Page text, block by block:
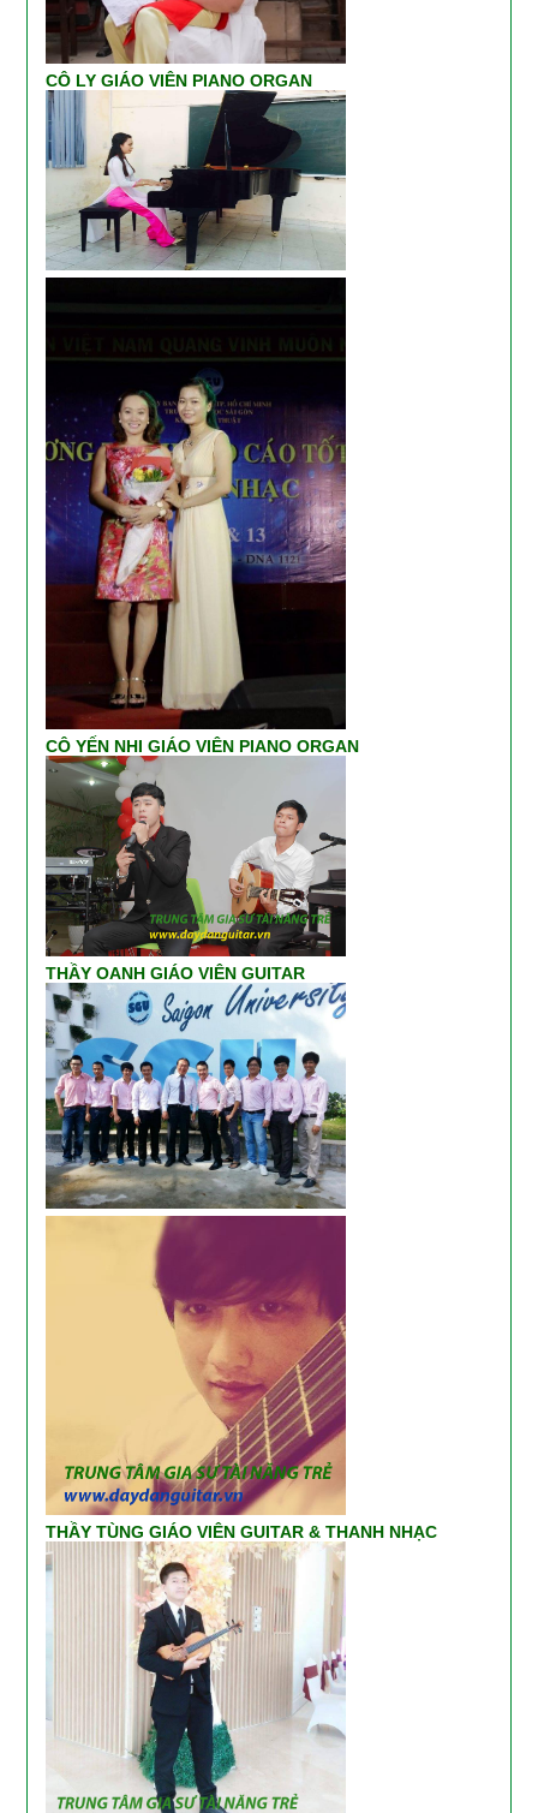
CÔ LY GIÁO VIÊN PIANO ORGAN
CÔ YẾN NHI GIÁO VIÊN PIANO ORGAN
THẦY OANH GIÁO VIÊN GUITAR
THẦY TÙNG GIÁO VIÊN GUITAR & THANH NHẠC